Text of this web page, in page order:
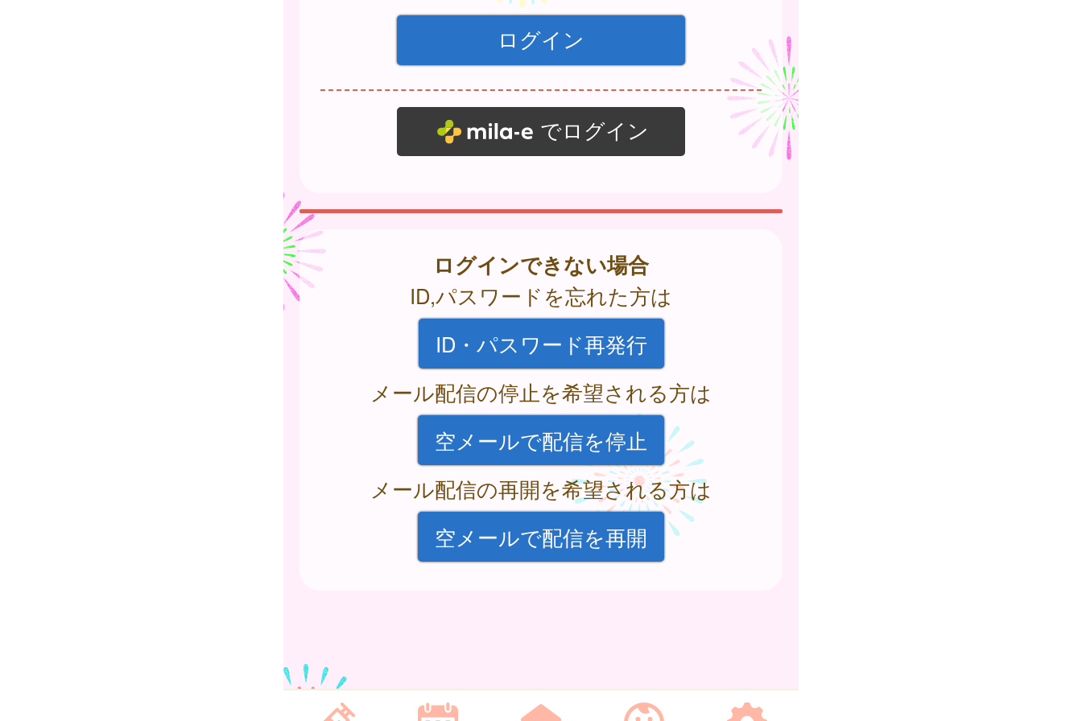
でログイン
ログインできない場合
ID,パスワードを忘れた方は
ID・パスワード再発行
メール配信の停止を希望される方は
空メールで配信を停止
メール配信の再開を希望される方は
空メールで配信を再開